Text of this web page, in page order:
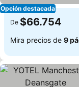
Opción destacada
De $66.754
Mira precios de 9